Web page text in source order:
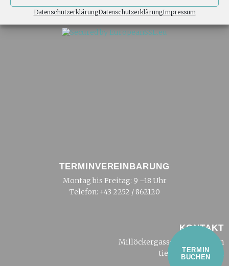
DatenschutzerklärungDatenschutzerklärungImpressum
TERMIN
BUCHEN
TERMINVEREINBARUNG
Montag bis Freitag: 9 –18 Uhr
Telefon: +43 2252 / 862120
KONTAKT
Millöckergasse 2, 2500 Baden
tierarzt@dreier.at